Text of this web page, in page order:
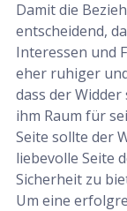
Damit die
entscheidend,
Interessen und
eher ruhiger
dass der
ihm Raum für
Seite sollte der
liebevolle Seite
Sicherheit zu
Um eine